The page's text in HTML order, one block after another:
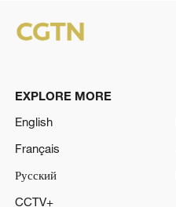
EXPLORE MORE
English
Français
Русский
CCTV+